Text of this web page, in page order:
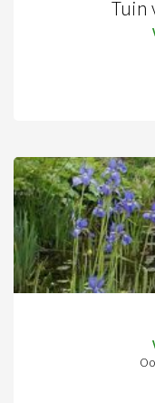
Tuin